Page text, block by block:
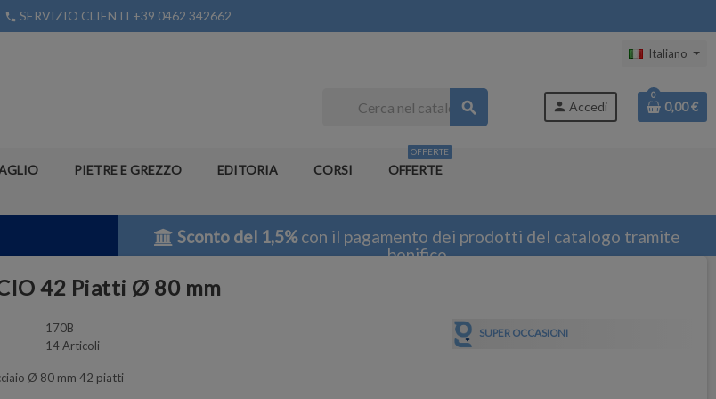
phone SERVIZIO CLIENTI +39 0462 342662
Italiano
search person Accedi
0
0,00 €
PIETRE E GREZZO EDITORIA CORSI OFFERTE
OFFERTE
Sconto del 1,5%con il pagamento dei prodotti del catalogo tramite
bonifico
42 Piatti Ø 80 mm
170B
14 Articoli
Ø 80 mm 42 piatti
SUPER OCCASIONI